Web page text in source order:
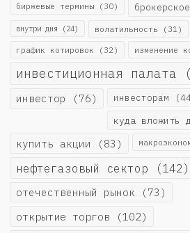
биржевые термины (30)
внутри дня (24) волатильность (31)
график котировок (32) изменение
инвестиционная палата
инвестор (76) инвесторам
куда вложить
купить акции (83)
нефтегазовый сектор (142)
отечественный рынок (73)
открытие торгов (102)